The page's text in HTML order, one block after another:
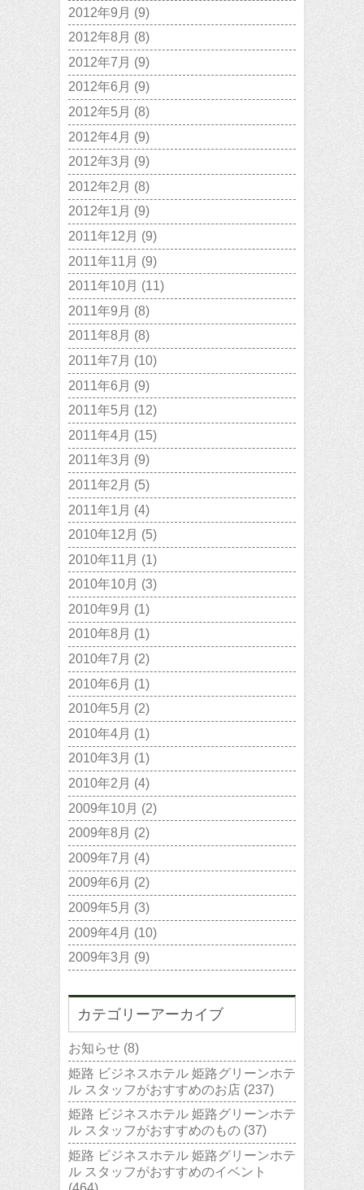
2012年9月 (9)
2012年8月 (8)
2012年7月 (9)
2012年6月 (9)
2012年5月 (8)
2012年4月 (9)
2012年3月 (9)
2012年2月 (8)
2012年1月 (9)
2011年12月 (9)
2011年11月 (9)
2011年10月 (11)
2011年9月 (8)
2011年8月 (8)
2011年7月 (10)
2011年6月 (9)
2011年5月 (12)
2011年4月 (15)
2011年3月 (9)
2011年2月 (5)
2011年1月 (4)
2010年12月 (5)
2010年11月 (1)
2010年10月 (3)
2010年9月 (1)
2010年8月 (1)
2010年7月 (2)
2010年6月 (1)
2010年5月 (2)
2010年4月 (1)
2010年3月 (1)
2010年2月 (4)
2009年10月 (2)
2009年8月 (2)
2009年7月 (4)
2009年6月 (2)
2009年5月 (3)
2009年4月 (10)
2009年3月 (9)
カテゴリーアーカイブ
お知らせ (8)
姫路 ビジネスホテル 姫路グリーンホテ
ル スタッフがおすすめのお店 (237)
姫路 ビジネスホテル 姫路グリーンホテ
ル スタッフがおすすめのもの (37)
姫路 ビジネスホテル 姫路グリーンホテ
ル スタッフがおすすめのイベント